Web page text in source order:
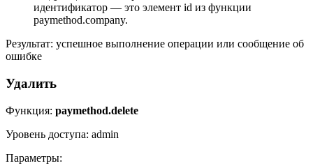
идентификатор — это элемент id из функции
paymethod.company.
Результат: успешное выполнение операции или сообщение об
ошибке
Удалить
Функция: paymethod.delete
Уровень доступа: admin
Параметры: